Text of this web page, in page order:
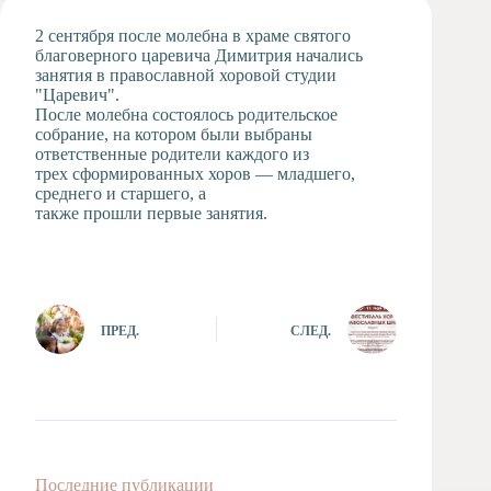
студия
Музыкальное
отделение
Психологическая
Служба
Тьюторская
служба
2 сентября после молебна в храме святого
благоверного царевича Димитрия начались
занятия в православной хоровой студии
"Царевич".
После молебна состоялось родительское
собрание, на котором были выбраны
ответственные родители каждого из
трех сформированных хоров — младшего,
среднего и старшего, а
также прошли первые занятия.
ПРЕД. СЛЕД.
Последние публикации